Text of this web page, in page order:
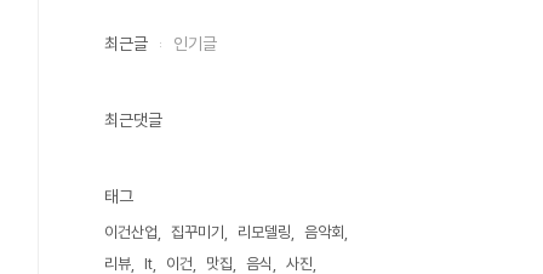
최근글 인기글
최근댓글
태그
이건산업 집꾸미기 리모델링
음악회
리뷰
It 이건 맛집 음식
사진